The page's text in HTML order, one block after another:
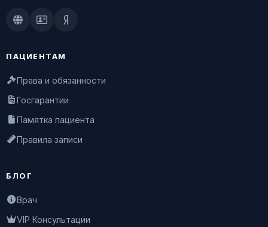
Doctu.ruПроДокторов
Яндекс.Здоровье
ПАЦИЕНТАМ
Права и обязанности
Госгарантии
Памятка пациента
Правила записи
БЛОГ
Врач
VIP Консультации